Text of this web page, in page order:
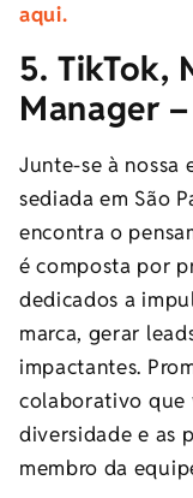
aqui.
5. TikTok,
Manager
Junte-se à nossa
sediada em São
encontra o
é composta por
dedicados a
marca, gerar
impactantes.
colaborativo que
diversidade e as
membro da